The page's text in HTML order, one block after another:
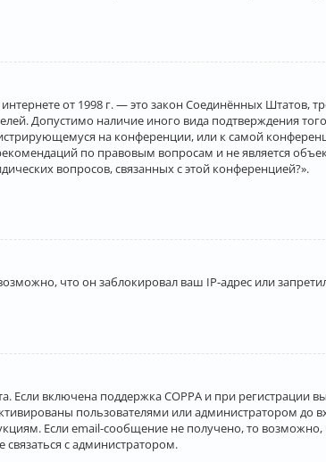
от 1998 г. — это закон Соединённых Штатов,
Допустимо наличие иного вида подтверждения
на конференции, или к самой
по правовым вопросам и не является
вопросов, связанных с этой конференцией?».
что он заблокировал ваш IP-адрес или
включена поддержка COPPA и при регистрации
пользователями или администратором до
Если email-сообщение не получено, то
с администратором.